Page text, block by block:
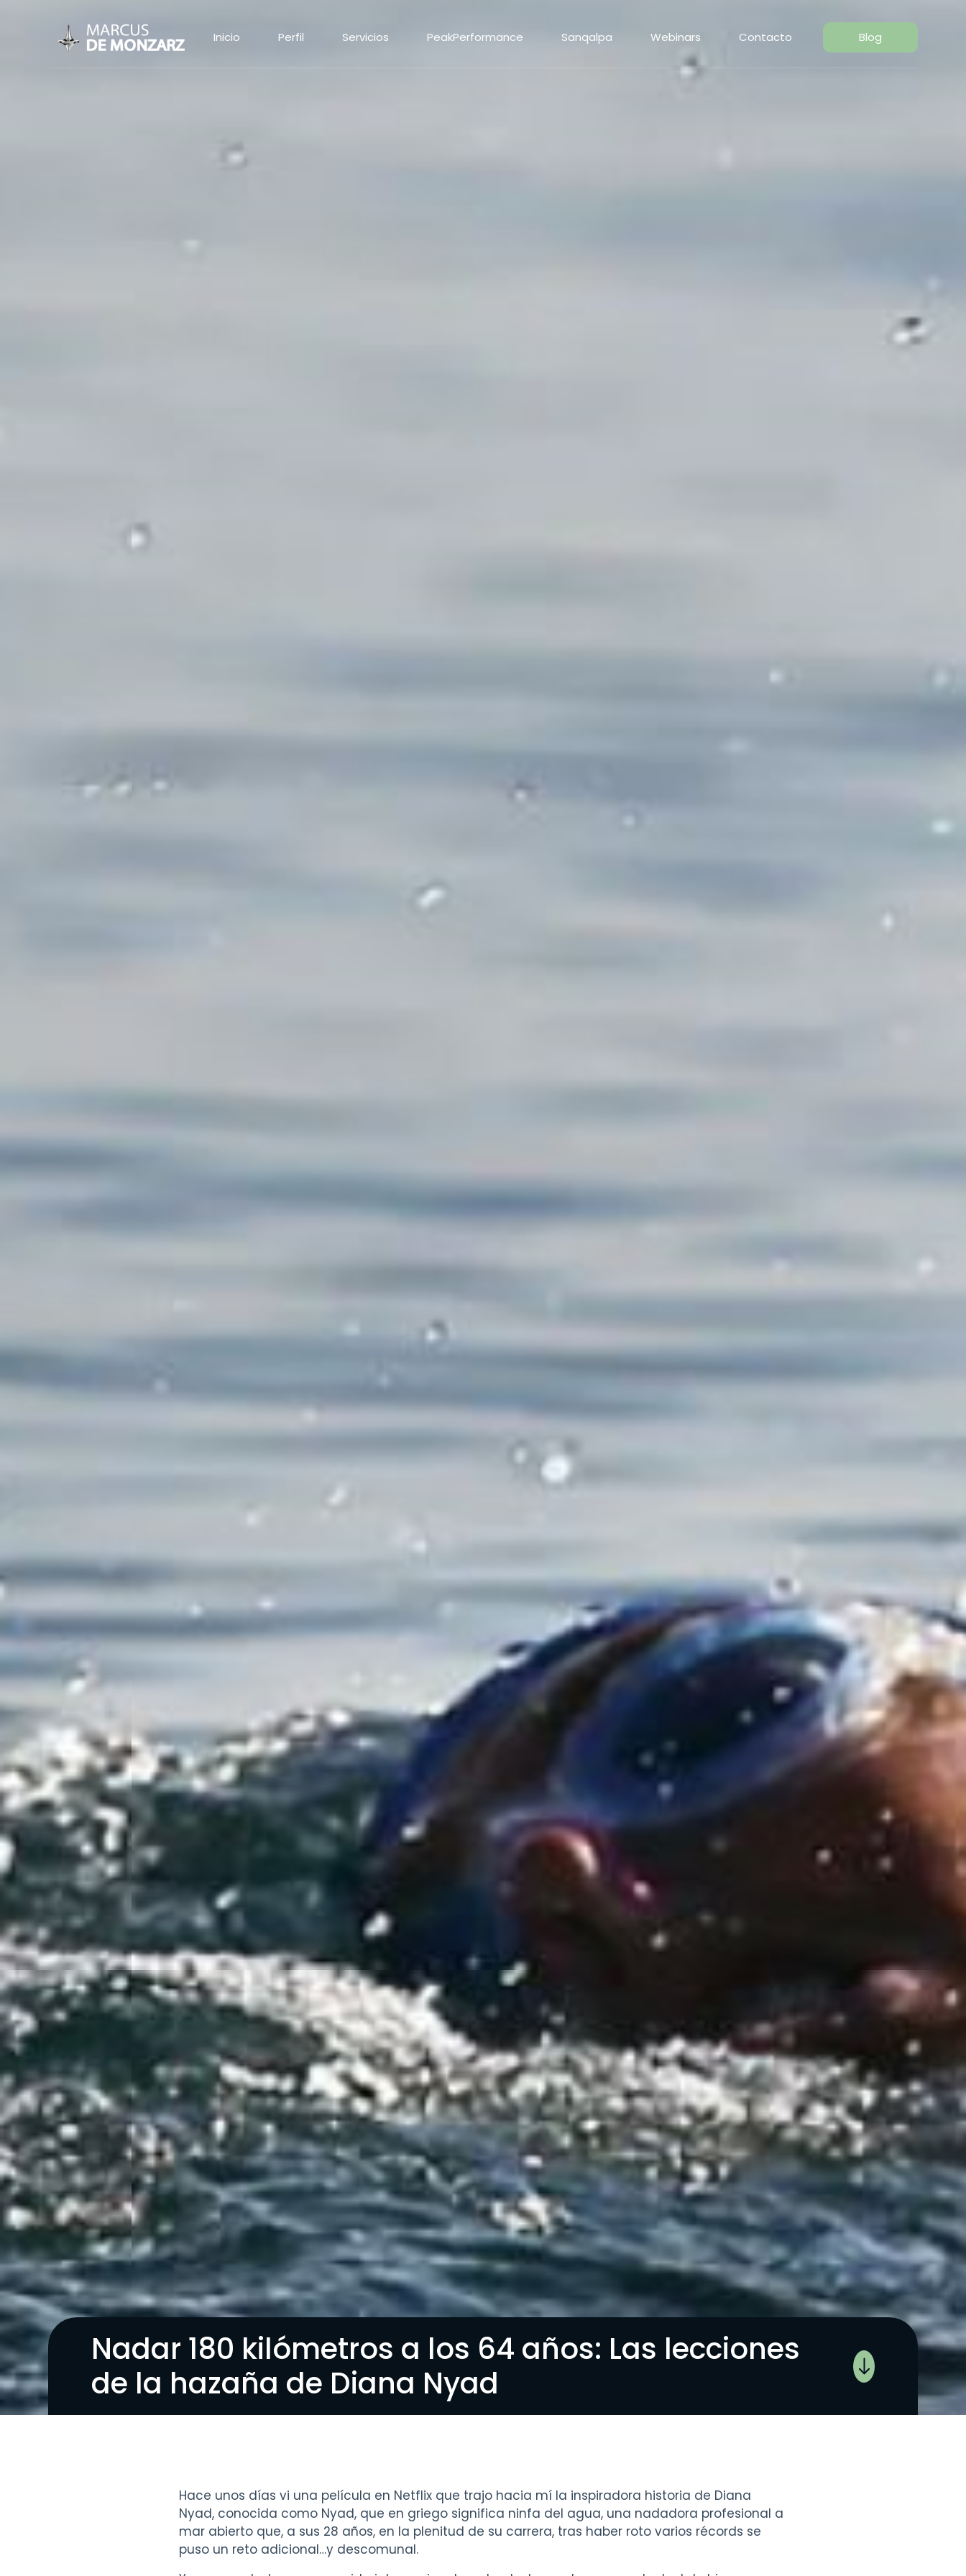
Inicio Perfil Servicios PeakPerformance Sanqalpa Webinars Contacto Blog
Nadar 180 kilómetros a los 64 años: Las lecciones
de la hazaña de Diana Nyad
Hace unos días vi una película en Netflix que trajo hacia mí la inspiradora historia de Diana
Nyad, conocida como Nyad, que en griego significa ninfa del agua, una nadadora profesional a
mar abierto que, a sus 28 años, en la plenitud de su carrera, tras haber roto varios récords se
puso un reto adicional…y descomunal.